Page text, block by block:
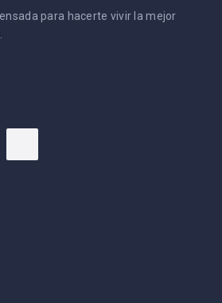
para hacerte vivir la mejor